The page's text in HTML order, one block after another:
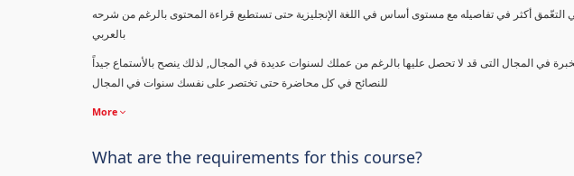
أكثر في تفاصيله مع مستوى أساس في اللغة الإنجليزية حتى تستطيع قراءة المحتوى بالرغم من شرحه
بالعربي
في المجال التى قد لا تحصل عليها بالرغم من عملك لسنوات عديدة في المجال, لذلك ينصح بالأستماع جيداً
للنصائح في كل محاضرة حتى تختصر على نفسك سنوات في المجال
More
What are the requirements for this course?